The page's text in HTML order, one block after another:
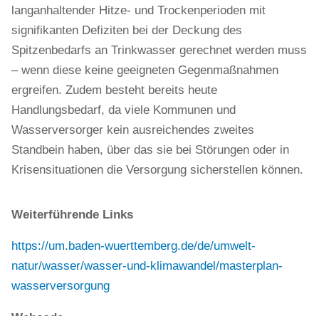
langanhaltender Hitze- und Trockenperioden mit
signifikanten Defiziten bei der Deckung des
Spitzenbedarfs an Trinkwasser gerechnet werden muss
– wenn diese keine geeigneten Gegenmaßnahmen
ergreifen. Zudem besteht bereits heute
Handlungsbedarf, da viele Kommunen und
Wasserversorger kein ausreichendes zweites
Standbein haben, über das sie bei Störungen oder in
Krisensituationen die Versorgung sicherstellen können.
Weiterführende Links
https://um.baden-wuerttemberg.de/de/umwelt-
natur/wasser/wasser-und-klimawandel/masterplan-
wasserversorgung